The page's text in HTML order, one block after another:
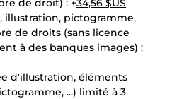
de droit) : +34,56 $US
illustration, pictogramme,
de droits (sans licence
à des banques images) :
d'illustration, éléments
...) limité à 3